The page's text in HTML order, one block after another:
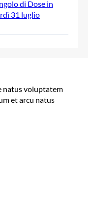
di Dose in
31 luglio
natus voluptatem
et arcu natus